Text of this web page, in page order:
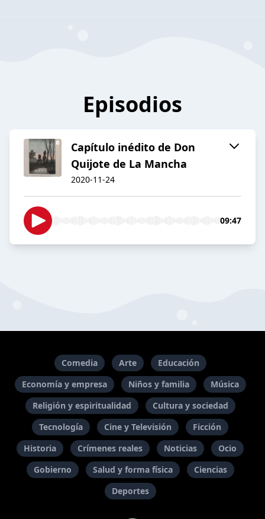
Episodios
Capítulo inédito de Don
Quijote de La Mancha
2020-11-24
09:47
Comedia Arte
Educación
Economía y empresa
Niños y familia
Música
Religión y espiritualidad
Cultura y sociedad
Tecnología
Cine y Televisión
Ficción
Historia
Crímenes reales Noticias
Ocio
Gobierno
Salud y forma física
Ciencias
Deportes